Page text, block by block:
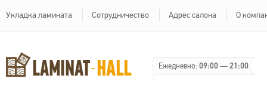
Укладка ламината Сотрудничество Адрес салона О
Ежедневно:09:00—21:00